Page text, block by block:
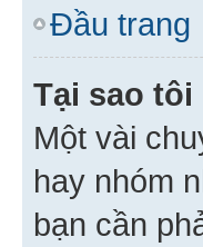
Đầu trang
Tại sao
Một vài
hay nhóm
bạn cần